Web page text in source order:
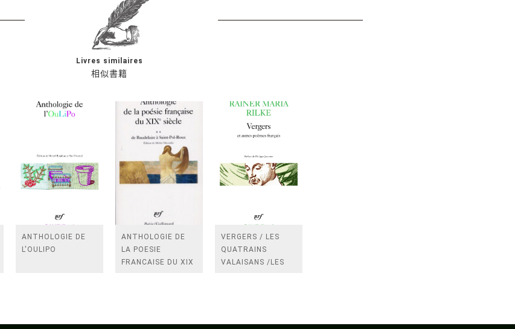
相似書籍
Livres similaires
ANTHOLOGIE DE
L'OULIPO
ANTHOLOGIE DE
LA POESIE
FRANCAISE DU XIX
VERGERS / LES
QUATRAINS
VALAISANS /LES